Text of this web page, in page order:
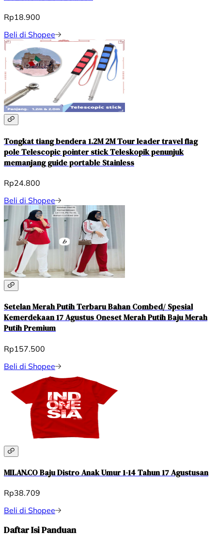
Rp18.900
Beli di Shopee
Tongkat tiang bendera 1.2M 2M Tour leader travel flag
pole Telescopic pointer stick Teleskopik penunjuk
memanjang guide portable Stainless
Rp24.800
Beli di Shopee
Setelan Merah Putih Terbaru Bahan Combed/ Spesial
Kemerdekaan 17 Agustus Oneset Merah Putih Baju Merah
Putih Premium
Rp157.500
Beli di Shopee
MILAN.CO Baju Distro Anak Umur 1-14 Tahun 17 Agustusan
Rp38.709
Beli di Shopee
Daftar Isi Panduan